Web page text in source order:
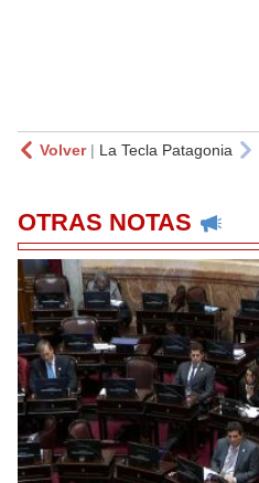
Volver| La Tecla Patagonia
OTRAS NOTAS